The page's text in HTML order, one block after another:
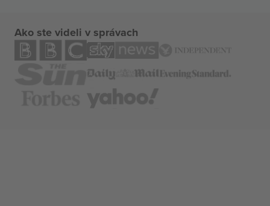
Ako ste videli v správach